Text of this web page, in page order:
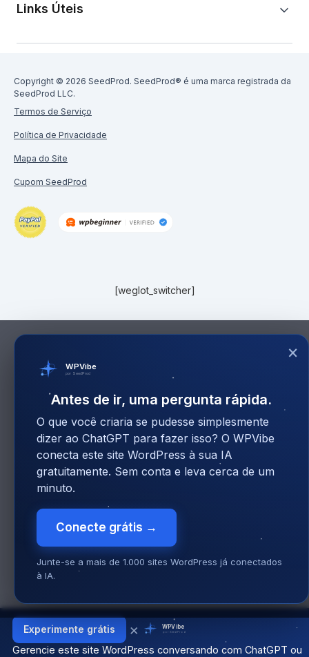
Links Úteis
Copyright © 2026 SeedProd. SeedProd® é uma marca registrada da
SeedProd LLC.
Termos de Serviço
Política de Privacidade
Mapa do Site
Cupom SeedProd
[weglot_switcher]
×
WPVibe
por SeedProd
Antes de ir, uma pergunta rápida.
O que você criaria se pudesse simplesmente
dizer ao ChatGPT para fazer isso? O WPVibe
conecta este site WordPress à sua IA
gratuitamente. Sem conta e leva cerca de um
minuto.
Conecte grátis →
Junte-se a mais de 1.000 sites WordPress já conectados
à IA.
WPVibe
por SeedProd
Gerencie este site WordPress conversando com ChatGPT ou
Experimente grátis ×